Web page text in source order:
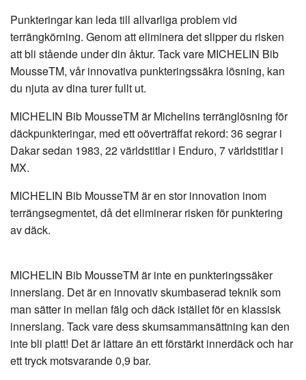
Punkteringar kan leda till allvarliga problem vid
terrängkörning. Genom att eliminera det slipper du risken
att bli stående under din åktur. Tack vare MICHELIN Bib
MousseTM, vår innovativa punkteringssäkra lösning, kan
du njuta av dina turer fullt ut.
MICHELIN Bib MousseTM är Michelins terränglösning för
däckpunkteringar, med ett oöverträffat rekord: 36 segrar i
Dakar sedan 1983, 22 världstitlar i Enduro, 7 världstitlar i
MX.
MICHELIN Bib MousseTM är en stor innovation inom
terrängsegmentet, då det eliminerar risken för punktering
av däck.
MICHELIN Bib MousseTM är inte en punkteringssäker
innerslang. Det är en innovativ skumbaserad teknik som
man sätter in mellan fälg och däck istället för en klassisk
innerslang. Tack vare dess skumsammansättning kan den
inte bli platt! Det är lättare än ett förstärkt innerdäck och har
ett tryck motsvarande 0,9 bar.